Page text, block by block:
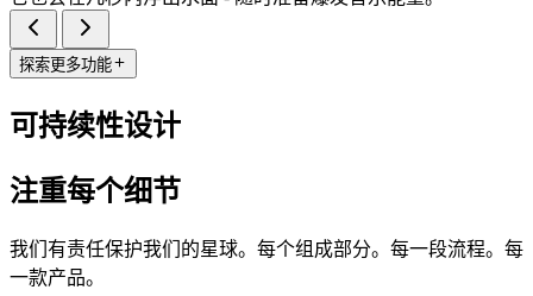
探索更多功能
可持续性设计
注重每个细节
我们有责任保护我们的星球。每个组成部分。每一段流程。每
一款产品。